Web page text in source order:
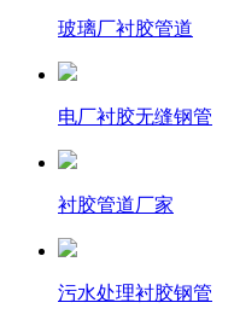
玻璃厂衬胶管道
电厂衬胶无缝钢管
衬胶管道厂家
污水处理衬胶钢管